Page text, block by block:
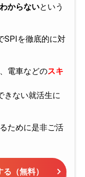
からないという
SPIを徹底的に対
電車などのスキ
きない就活生に
ために是非ご活
（無料）